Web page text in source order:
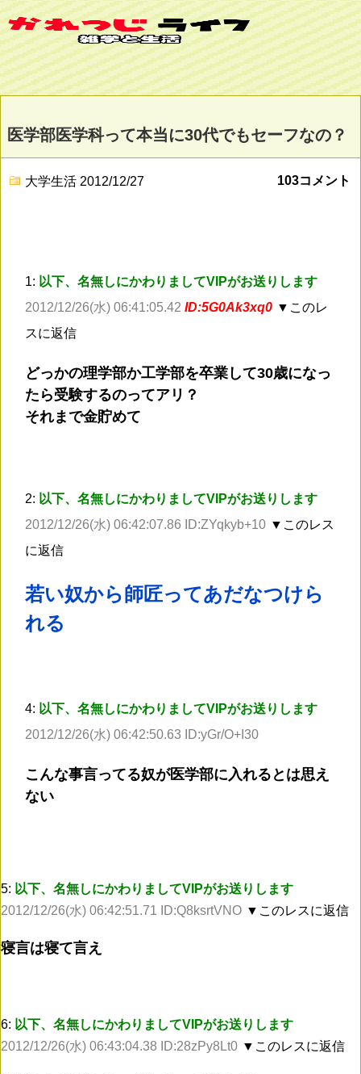
医学部医学科って本当に30代でもセーフなの？
大学生活 2012/12/27 103コメント
1: 以下、名無しにかわりましてVIPがお送りします
2012/12/26(水) 06:41:05.42 ID:5G0Ak3xq0 ▼このレ
スに返信
どっかの理学部か工学部を卒業して30歳になっ
たら受験するのってアリ？
それまで金貯めて
2: 以下、名無しにかわりましてVIPがお送りします
2012/12/26(水) 06:42:07.86 ID:ZYqkyb+10 ▼このレス
に返信
若い奴から師匠ってあだなつけら
れる
4: 以下、名無しにかわりましてVIPがお送りします
2012/12/26(水) 06:42:50.63 ID:yGr/O+I30
こんな事言ってる奴が医学部に入れるとは思え
ない
5: 以下、名無しにかわりましてVIPがお送りします
2012/12/26(水) 06:42:51.71 ID:Q8ksrtVNO ▼このレスに返信
寝言は寝て言え
6: 以下、名無しにかわりましてVIPがお送りします
2012/12/26(水) 06:43:04.38 ID:28zPy8Lt0 ▼このレスに返信